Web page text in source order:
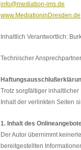
info@mediation-ims.de
www.MediationinDresden.de
Inhaltlich Verantwortlich:
Technischer
Trotz sorgfältiger
Inhalt der verlinkten Seiten
1. Inhalt des
Der Autor übernimmt
bereitgestellten